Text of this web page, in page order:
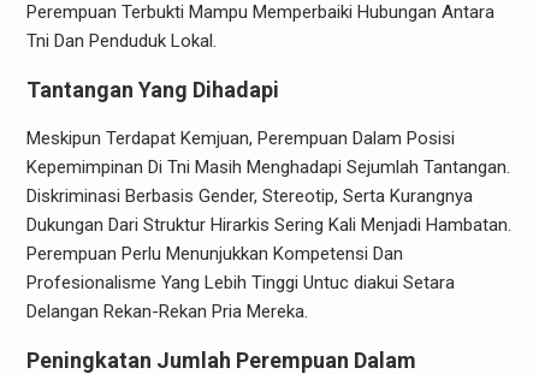
Perempuan Terbukti Mampu Memperbaiki Hubungan Antara
Tni Dan Penduduk Lokal.
Tantangan Yang Dihadapi
Meskipun Terdapat Kemjuan, Perempuan Dalam Posisi
Kepemimpinan Di Tni Masih Menghadapi Sejumlah Tantangan.
Diskriminasi Berbasis Gender, Stereotip, Serta Kurangnya
Dukungan Dari Struktur Hirarkis Sering Kali Menjadi Hambatan.
Perempuan Perlu Menunjukkan Kompetensi Dan
Profesionalisme Yang Lebih Tinggi Untuc diakui Setara
Delangan Rekan-Rekan Pria Mereka.
Peningkatan Jumlah Perempuan Dalam